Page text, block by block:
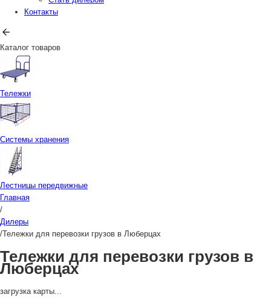
Контакты
Каталог товаров
Тележки
Системы хранения
Лестницы передвижные
Главная
/
Дилеры
/Тележки для перевозки грузов в Люберцах
Тележки для перевозки грузов в
Люберцах
загрузка карты...